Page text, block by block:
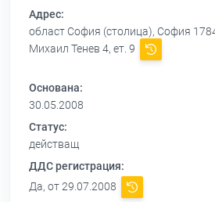
Адрес:
област София (столица), София
Михаил Тенев 4, ет. 9
Основана:
30.05.2008
Статус:
действащ
ДДС регистрация:
Да, от 29.07.2008